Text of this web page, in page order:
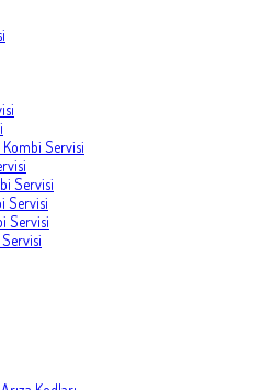
Servisi
Servisi
Servisi
Servisi